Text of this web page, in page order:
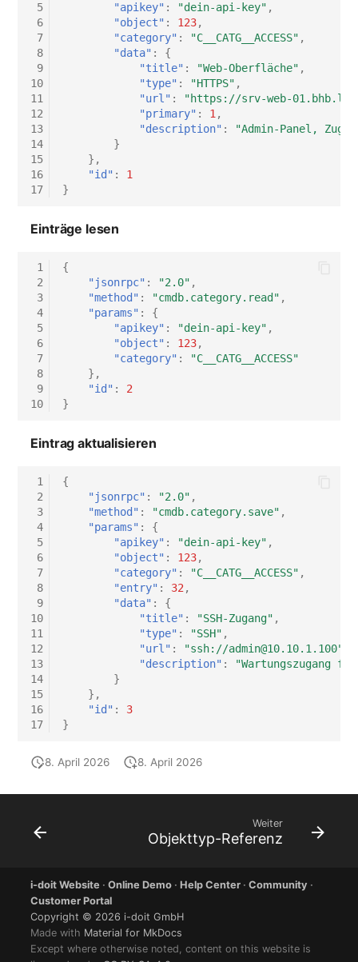
5
6
7
8
9
10
11
12
13
14
15
16
17
"apikey" : "dein-api-key" ,
"object" : 123,
"category" : "C__CATG__ACCESS" ,
"data" :
{
"title" : "Web-Oberfläche" ,
"type" : "HTTPS" ,
"url" :
"https://srv-web-
"primary" : 1,
"description" :
"Admin-Panel,
}
},
"id" :
1
}
Einträge lesen
1
2
3
4
5
6
7
8
9
10
{
"jsonrpc" : "2.0" ,
"method" : "cmdb.category.read" ,
"params" :
{
"apikey" : "dein-api-key" ,
"object" : 123,
"category" :
"C__CATG__ACCESS"
},
"id" :
2
}
Eintrag aktualisieren
1
2
3
4
5
6
7
8
9
10
11
12
13
14
15
16
17
{
"jsonrpc" : "2.0" ,
"method" : "cmdb.category.save" ,
"params" :
{
"apikey" : "dein-api-key" ,
"object" : 123,
"category" : "C__CATG__ACCESS" ,
"entry" : 32,
"data" :
{
"title" : "SSH-Zugang" ,
"type" : "SSH" ,
"url" : "ssh://admin@10.10.1.100"
"description" :
"Wartungszugang
}
},
"id" :
3
}
8. April 2026 8. April 2026
Weiter
Objekttyp-Referenz
i-doit Website ·Online Demo · Help Center ·Community ·
Customer Portal
Copyright © 2026 i-doit GmbH
Made with Material for MkDocs
Except where otherwise noted, content on this website is